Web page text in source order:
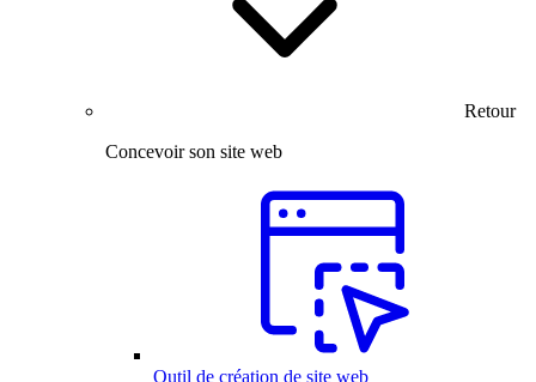
Retour
Concevoir son site web
Outil de création de site web